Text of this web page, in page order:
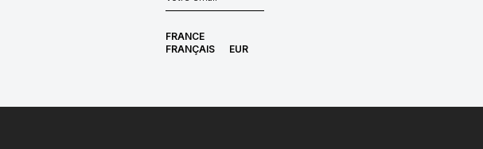
FRANCE
FRANÇAIS
EUR